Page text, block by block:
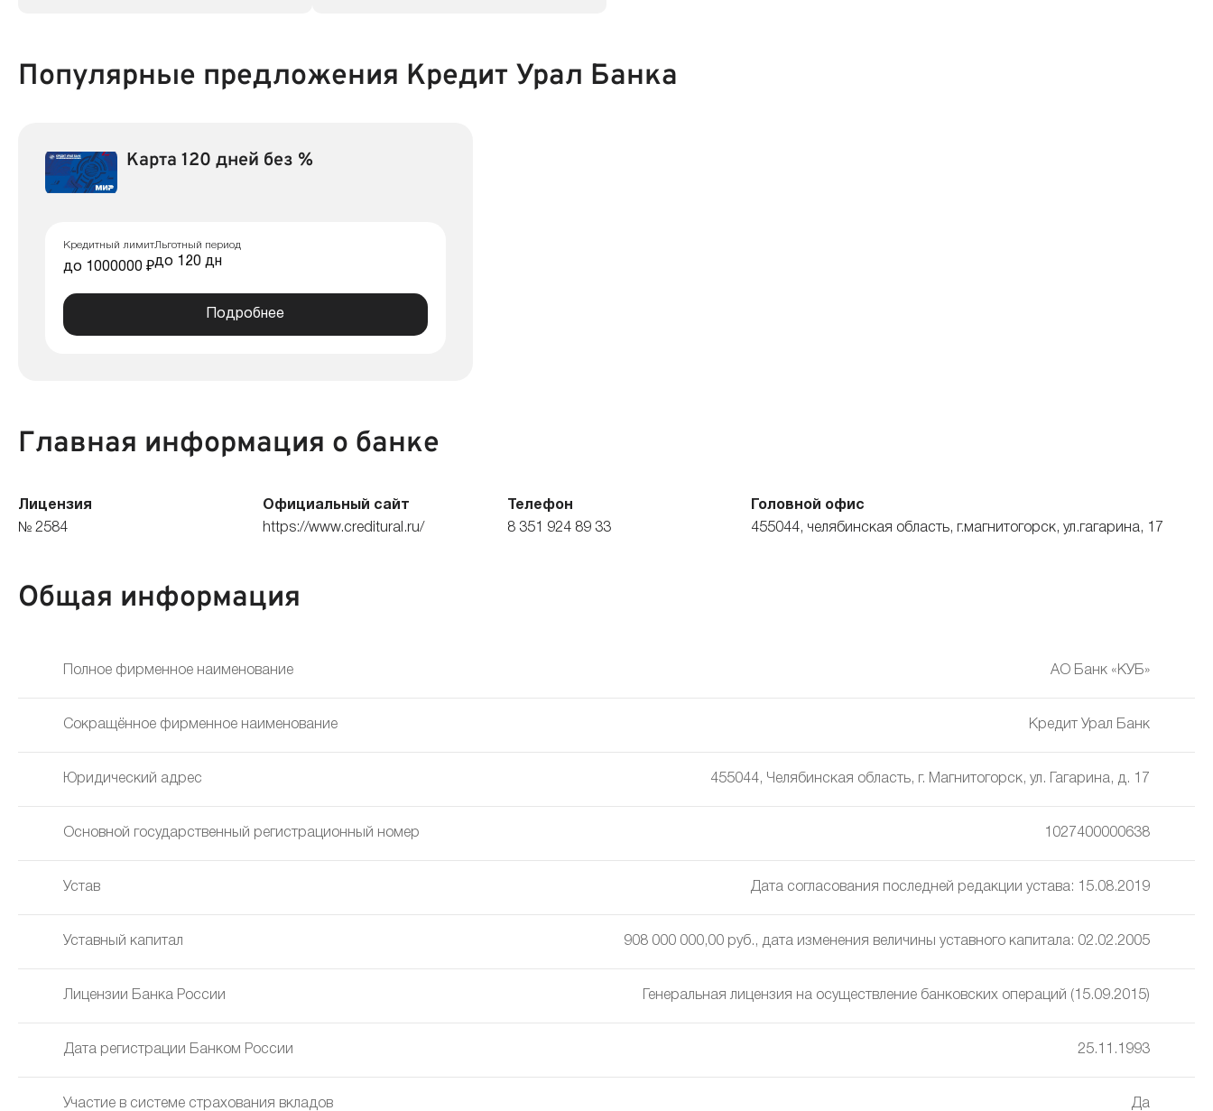
Популярные предложения Кредит Урал Банка
Карта 120 дней без %
Кредитный лимит
до 1000000 ₽
Льготный период
до 120 дн
Подробнее
Главная информация о банке
Лицензия
№ 2584
Официальный сайт
https://www.creditural.ru/
Телефон
8 351 924 89 33
Головной офис
455044, челябинская область, г.магнитогорск, ул.гагарина, 17
Общая информация
Полное фирменное наименование АО Банк «КУБ»
Сокращённое фирменное наименование Кредит Урал Банк
Юридический адрес 455044, Челябинская область, г. Магнитогорск, ул. Гагарина, д. 17
Основной государственный регистрационный номер 1027400000638
Устав Дата согласования последней редакции устава: 15.08.2019
Уставный капитал 908 000 000,00 руб., дата изменения величины уставного капитала: 02.02.2005
Лицензии Банка России Генеральная лицензия на осуществление банковских операций (15.09.2015)
Дата регистрации Банком России 25.11.1993
Участие в системе страхования вкладов Да